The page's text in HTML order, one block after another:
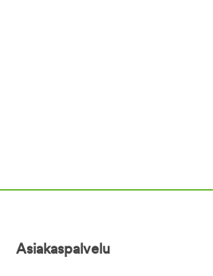
Asiakaspalvelu